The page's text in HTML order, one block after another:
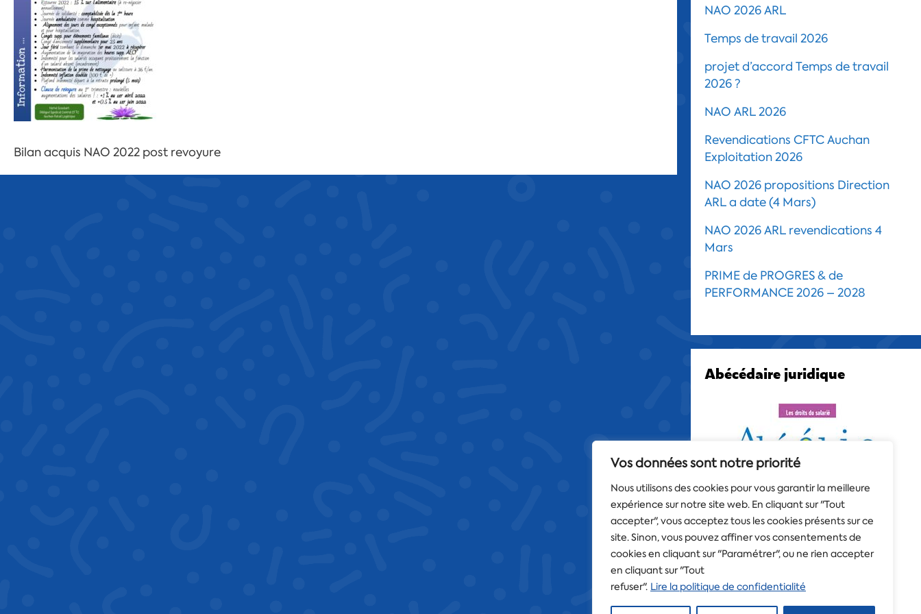
Vos données sont notre priorité
Nous utilisons des cookies pour vous garantir la meilleure
expérience sur notre site web. En cliquant sur "Tout
accepter", vous acceptez tous les cookies présents sur ce
site. Sinon, vous pouvez affiner vos consentements de
cookies en cliquant sur "Paramétrer", ou ne rien accepter
en cliquant sur "Tout
refuser". Lire la politique de confidentialité
Bilan acquis NAO 2022 post revoyure
NAO 2026 ARL
Temps de travail 2026
projet d’accord Temps de travail
2026 ?
NAO ARL 2026
Revendications CFTC Auchan
Exploitation 2026
NAO 2026 propositions Direction
ARL a date (4 Mars)
NAO 2026 ARL revendications 4
Mars
PRIME de PROGRES & de
PERFORMANCE 2026 – 2028
Abécédaire juridique